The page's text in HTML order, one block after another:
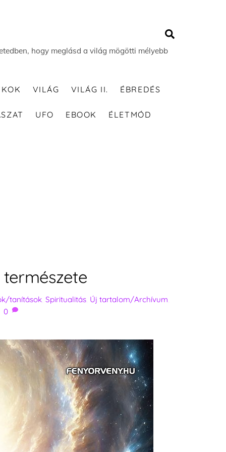
hogy meglásd a világ mögötti mélyebb
VILÁG VILÁG II. ÉBREDÉS
UFO EBOOK ÉLETMÓD
tanítások, Spiritualitás, Új tartalom/Archívum
0